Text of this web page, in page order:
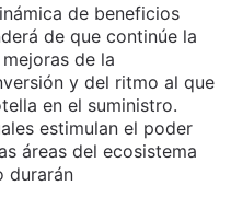
de beneficios
de que continúe la
de la
y del ritmo al que
en el suministro.
estimulan el poder
áreas del ecosistema
durarán